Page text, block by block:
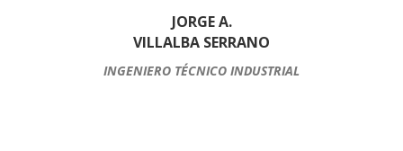
JORGE A.
VILLALBA SERRANO
INGENIERO TÉCNICO INDUSTRIAL